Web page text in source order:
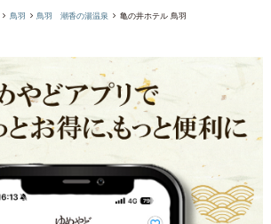
鳥羽 鳥羽 潮香の湯温泉 亀の井ホテル 鳥羽